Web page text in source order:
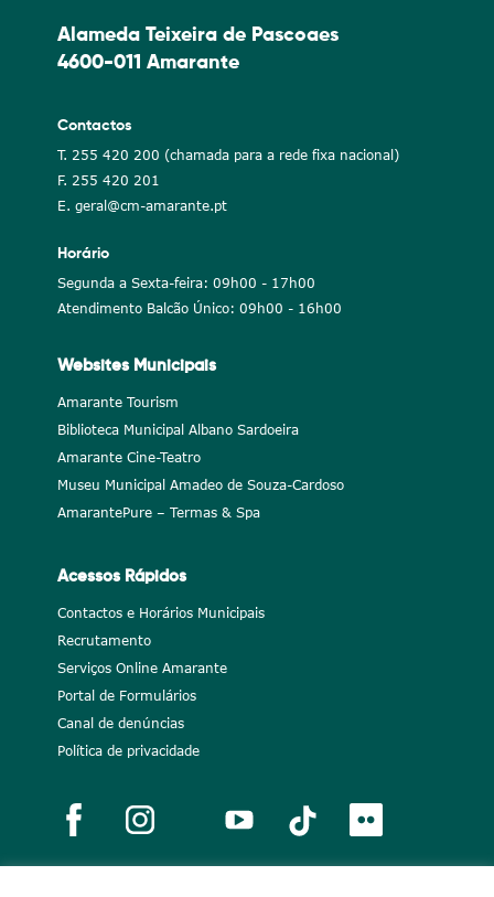
Alameda Teixeira de Pascoaes
4600-011 Amarante
Contactos
T. 255 420 200 (chamada para a rede fixa nacional)
F. 255 420 201
E. geral@cm-amarante.pt
Horário
Segunda a Sexta-feira: 09h00 - 17h00
Atendimento Balcão Único: 09h00 - 16h00
Websites Municipais
Amarante Tourism
Biblioteca Municipal Albano Sardoeira
Amarante Cine-Teatro
Museu Municipal Amadeo de Souza-Cardoso
AmarantePure – Termas & Spa
Acessos Rápidos
Contactos e Horários Municipais
Recrutamento
Serviços Online Amarante
Portal de Formulários
Canal de denúncias
Política de privacidade